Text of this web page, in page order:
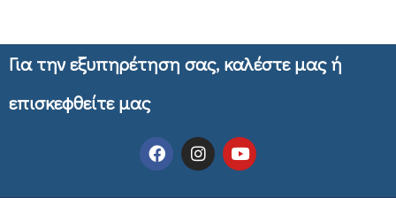
Για την εξυπηρέτηση σας, καλέστε μας ή
επισκεφθείτε μας